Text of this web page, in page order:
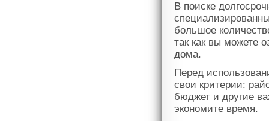
В поиске
большое
так как вы можете
дома.
Перед
свои критерии:
бюджет и другие
экономите время.